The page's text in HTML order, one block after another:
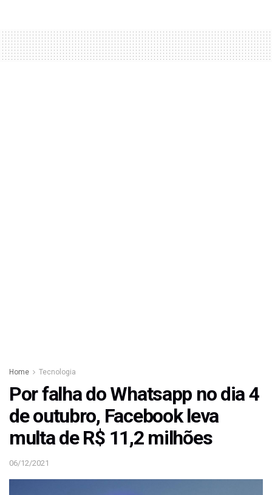
Home Tecnologia
Por falha do Whatsapp no dia 4
de outubro, Facebook leva
multa de R$ 11,2 milhões
06/12/2021